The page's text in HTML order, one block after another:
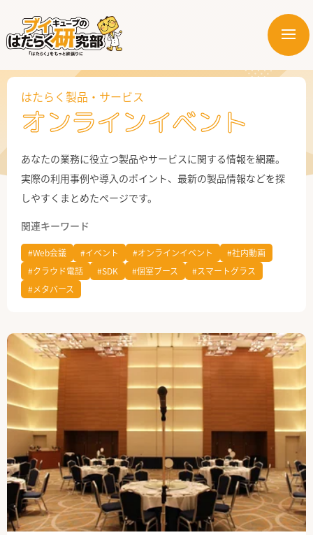
メ
ー
はたらく部署
はたらく課題
はたらく製品・サービス
公式X
公式Facebook
はたらく製品・サービス
オンラインイベント
あなたの業務に役立つ製品やサービスに関する情報を網羅。
実際の利用事例や導入のポイント、最新の製品情報などを探
しやすくまとめたページです。
関連キーワード
#Web会議 #イベント #オンラインイベント
#社内動画
#クラウド電話
#SDK #個室ブース
#スマートグラス
#メタバース